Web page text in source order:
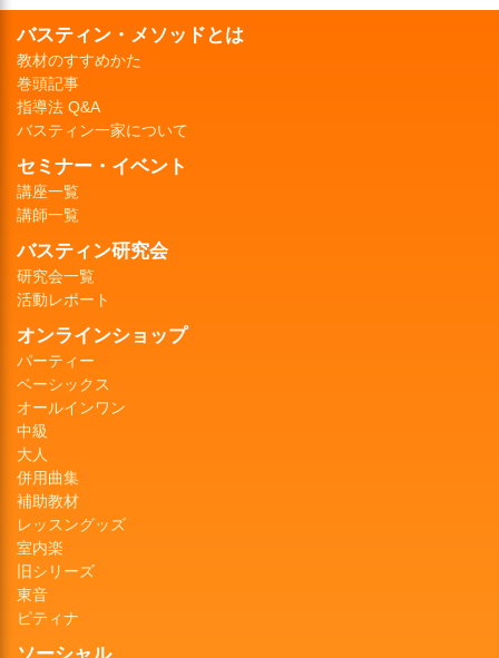
バスティン・メソッドとは
教材のすすめかた
巻頭記事
指導法 Q&A
バスティン一家について
セミナー・イベント
講座一覧
講師一覧
バスティン研究会
研究会一覧
活動レポート
オンラインショップ
パーティー
ベーシックス
オールインワン
中級
大人
併用曲集
補助教材
レッスングッズ
室内楽
旧シリーズ
東音
ピティナ
ソーシャル